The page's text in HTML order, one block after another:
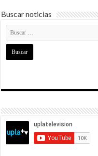
Buscar noticias